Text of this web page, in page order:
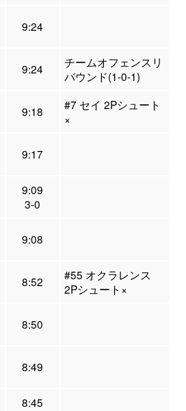
9:24
9:24
チームオフェンスリ
バウンド(1-0-1)
9:18
#7 セイ 2Pシュート
×
9:17
9:09
3-0
9:08
8:52
#55 オクラレンス
2Pシュート×
8:50
8:49
8:45